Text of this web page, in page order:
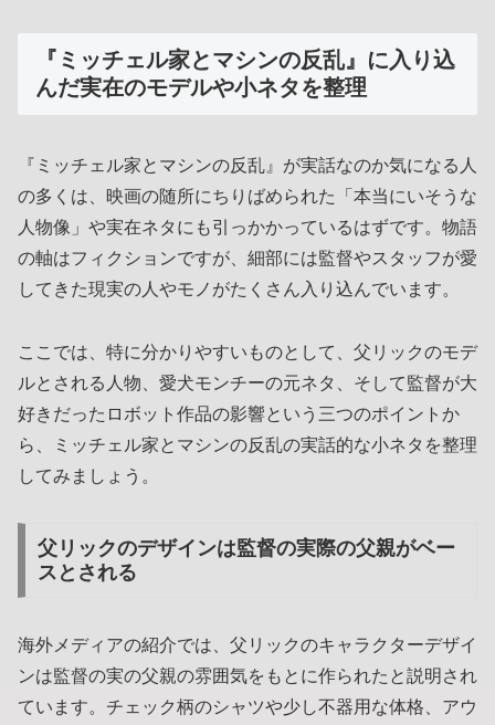
『ミッチェル家とマシンの反乱』に入り込
んだ実在のモデルや小ネタを整理
『ミッチェル家とマシンの反乱』が実話なのか気になる人
の多くは、映画の随所にちりばめられた「本当にいそうな
人物像」や実在ネタにも引っかかっているはずです。物語
の軸はフィクションですが、細部には監督やスタッフが愛
してきた現実の人やモノがたくさん入り込んでいます。
ここでは、特に分かりやすいものとして、父リックのモデ
ルとされる人物、愛犬モンチーの元ネタ、そして監督が大
好きだったロボット作品の影響という三つのポイントか
ら、ミッチェル家とマシンの反乱の実話的な小ネタを整理
してみましょう。
父リックのデザインは監督の実際の父親がベー
スとされる
海外メディアの紹介では、父リックのキャラクターデザイ
ンは監督の実の父親の雰囲気をもとに作られたと説明され
ています。チェック柄のシャツや少し不器用な体格、アウ